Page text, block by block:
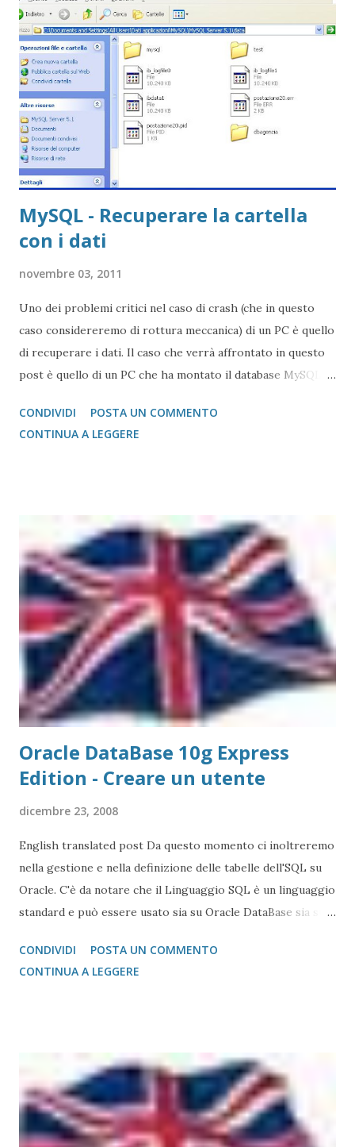
MySQL - Recuperare la cartella
con i dati
novembre 03, 2011
Uno dei problemi critici nel caso di crash (che in questo
caso considereremo di rottura meccanica) di un PC è quello
di recuperare i dati. Il caso che verrà affrontato in questo
post è quello di un PC che ha montato il database MySQL.
semplificata del MySQL. Il DBMS per gestire le
informazioni all'interno della memoria crea tante cartelle,
i binary del DBMS), la locazione dei dati è differente. Su
Windows XP è: %AllUsersProfile%\Dati
applicazioni\MySQL\MySQL Server 5.1\data Su Windows
Vista-7: %AllUsersProfile%\MySQL\MySQL Server
5.1\data La cartella MySQL Server 5.1 è riferita alla
versione 5.1 del programma Nel caso riportato
nell'immagine basta copiare la cartella nel PC nuovo e
riavviarlo. A questo punto si devono solo dare ...
CONDIVIDI
POSTA UN COMMENTO
CONTINUA A LEGGERE
Oracle DataBase 10g Express
Edition - Creare un utente
dicembre 23, 2008
English translated post Da questo momento ci inoltreremo
nella gestione e nella definizione delle tabelle dell'SQL su
Oracle. C'è da notare che il Linguaggio SQL è un linguaggio
standard e può essere usato sia su Oracle DataBase sia su
sostanziale è il linguaggio PL/SQL che, invece, è tipico di
Oracle Finito questo preambolo vediamo ora come si crea
e system . Come è noto, il SuperUtente è l'utente che ha
tutti i privilegi, ed è quindi quello che, se consideriamo gli
ambienti multiutente, se usato male, può causare danni
all'intero database. Per aggirare il problema si possono
CONDIVIDI
POSTA UN COMMENTO
CONTINUA A LEGGERE